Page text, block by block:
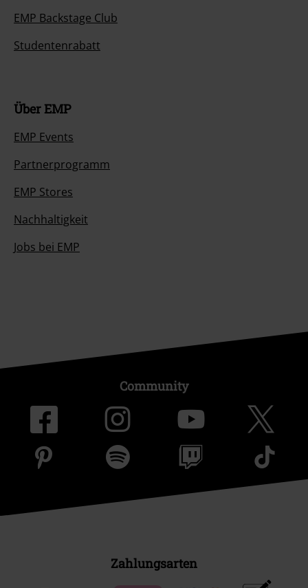
EMP Backstage Club
Studentenrabatt
Über EMP
EMP Events
Partnerprogramm
EMP Stores
Nachhaltigkeit
Jobs bei EMP
Community
Zahlungsarten